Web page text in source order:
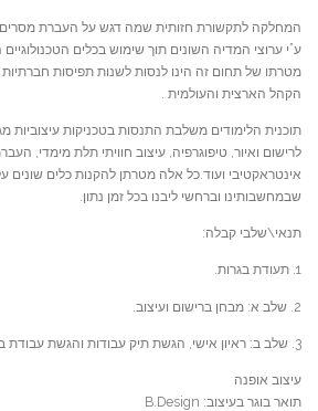
המחלקה לתקשורת חזותית שמה דגש על העברת מסרים,
ע”י ערוצי המדיה השונים תוך שימוש בכלים הטכנולוגיים
מטרתו של תחום זה הינו לנסות לשנות תפיסות
הקהל הארצית והעולמית .
תוכנית הלימודים משלבת התנסות בטכניקות עיצוביות
לרישום ואיור, טיפוגרפיה, עיצוב חוויתי תלת מימדי,
אינטראקטיבי ועוד.כל אלה מטרתן להקנות כלים
שבמחשבותינו וברחשי ליבנו בכל זמן נתון.
תנאי\שלבי קבלה:
1. תעודת בגרות.
2. שלב א: מבחן ברישום ועיצוב.
3. שלב ב: ראיון אישי, הגשת תיק עבודות והגשת עבודת בית.
עיצוב אופנה
תואר בוגר בעיצוב: B.Design